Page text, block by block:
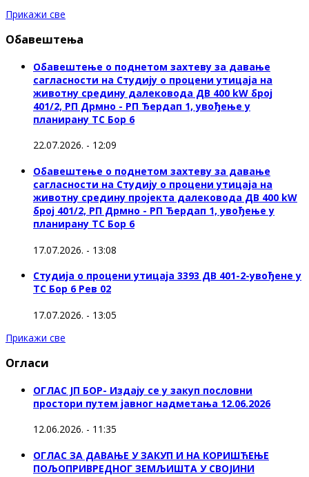
Прикажи све
Обавештења
Обавештење о поднетом захтеву за давање
сагласности на Студију о процени утицаја на
животну средину далековода ДВ 400 kW број
401/2, РП Дрмно - РП Ђердап 1, увођење у
планирану ТС Бор 6
22.07.2026. - 12:09
Обавештење о поднетом захтеву за давање
сагласности на Студију о процени утицаја на
животну средину пројекта далековода ДВ 400 kW
број 401/2, РП Дрмно - РП Ђердап 1, увођење у
планирану ТС Бор 6
17.07.2026. - 13:08
Студија о процени утицаја 3393 ДВ 401-2-увођене у
ТС Бор 6 Рев 02
17.07.2026. - 13:05
Прикажи све
Огласи
ОГЛАС ЈП БОР- Издају се у закуп пословни
простори путем јавног надметања 12.06.2026
12.06.2026. - 11:35
ОГЛАС ЗА ДАВАЊЕ У ЗАКУП И НА КОРИШЋЕЊЕ
ПОЉОПРИВРЕДНОГ ЗЕМЉИШТА У СВОЈИНИ